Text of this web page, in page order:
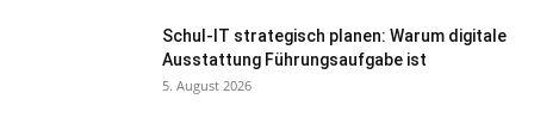
Schul-IT strategisch planen: Warum digitale
Ausstattung Führungsaufgabe ist
5. August 2026